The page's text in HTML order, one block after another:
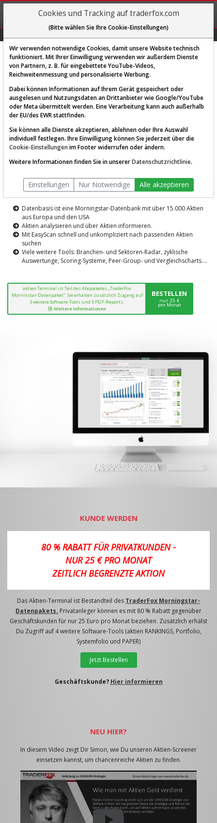
REGIS-
TRIEREN
Diese Funktion ist nur für
AKTIEN-TERMINAL
Die Aktienanalyse-Plattform von
TraderFox
Datenbasis ist eine Morningstar-Datenbank mit über 15.000 Aktien
aus Europa und den USA
Aktien analysieren und über Aktien informieren.
Mit EasyScan schnell und unkompliziert nach passenden Aktien
suchen
Viele weitere Tools: Branchen- und Sektoren-Radar, zyklische
Auswertunge, Scoring-Systeme, Peer-Group- und Vergleichscharts....
aktien Terminal ist Teil des Abopaketes „TraderFox
Morninstar-Datenpaket“. Sie erhalten zusätzlich Zugang auf
3 weitere Software-Tools und 5 PDF-Reports.
Weitere Informationen
BESTELLEN
nur 25 €
pro Monat
KUNDE WERDEN
80 % RABATT FÜR PRIVATKUNDEN -
NUR 25 € PRO MONAT
ZEITLICH BEGRENZTE AKTION
Das Aktien-Terminal ist Bestandteil des TraderFox Morningstar-
Datenpakets. Privatanleger können es mit 80 % Rabatt gegenüber
Geschäftskunden für nur 25 Euro pro Monat beziehen. Zusätzlich erhälst
Du Zugriff auf 4 weitere Software-Tools (aktien RANKINGS, Portfolio,
Systemfolio und PAPER)
Jetzt Bestellen
Geschäftskunde? Hier informieren
NEU HIER?
In diesem Video zeigt Dir Simon, wie Du unseren Aktien-Screener
einsetzen kannst, um chancenreiche Aktien zu finden.
Cookies und Tracking auf traderfox.com
(Bitte wählen Sie Ihre Cookie-Einstellungen)
Wir verwenden notwendige Cookies, damit unsere Website technisch
funktioniert. Mit Ihrer Einwilligung verwenden wir außerdem Dienste
von Partnern, z. B. für eingebettete YouTube-Videos,
Reichweitenmessung und personalisierte Werbung.
Dabei können Informationen auf Ihrem Gerät gespeichert oder
ausgelesen und Nutzungsdaten an Drittanbieter wie Google/YouTube
oder Meta übermittelt werden. Eine Verarbeitung kann auch außerhalb
der EU/des EWR stattfinden.
Sie können alle Dienste akzeptieren, ablehnen oder Ihre Auswahl
individuell festlegen. Ihre Einwilligung können Sie jederzeit über die
Cookie-Einstellungen im Footer widerrufen oder ändern.
Weitere Informationen finden Sie in unsererDatenschutzrichtlinie.
Einstellungen Nur Notwendige Alle akzeptieren